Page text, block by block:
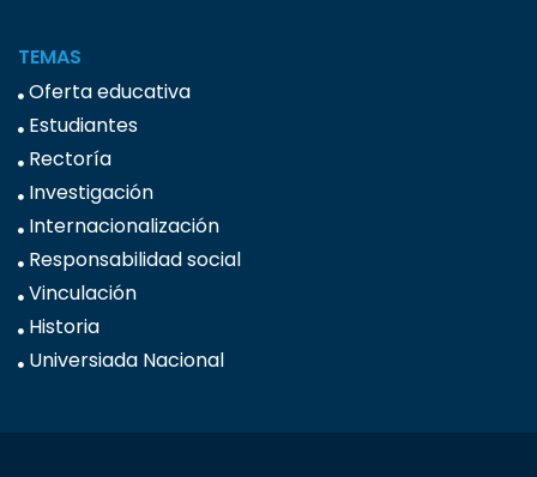
TEMAS
Oferta educativa
Estudiantes
Rectoría
Investigación
Internacionalización
Responsabilidad social
Vinculación
Historia
Universiada Nacional